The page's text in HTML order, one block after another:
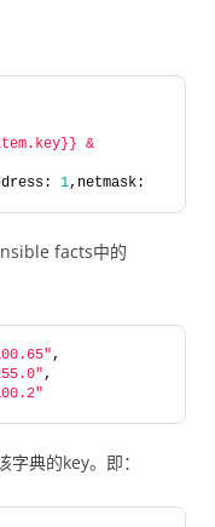
&
1
facts中的
,
,
典的key。即：